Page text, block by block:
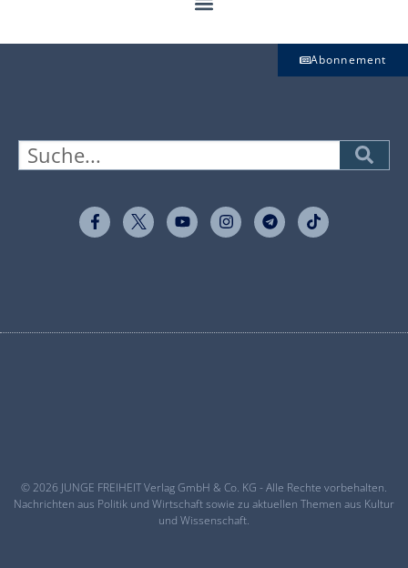
Abonnement
© 2026 JUNGE FREIHEIT Verlag GmbH & Co. KG - Alle Rechte vorbehalten.
Nachrichten aus Politik und Wirtschaft sowie zu aktuellen Themen aus Kultur
und Wissenschaft.